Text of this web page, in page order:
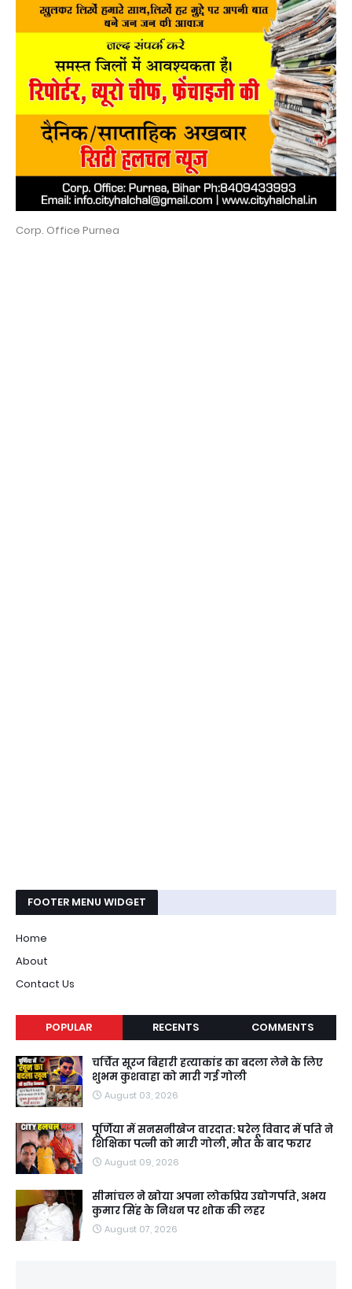
Corp. Office Purnea
FOOTER MENU WIDGET
Home
About
Contact Us
POPULAR RECENTS COMMENTS
चर्चित सूरज बिहारी हत्याकांड का बदला लेने के लिए
शुभम कुशवाहा को मारी गई गोली
August 03, 2026
पूर्णिया में सनसनीखेज वारदात: घरेलू विवाद में पति ने
शिक्षिका पत्नी को मारी गोली, मौत के बाद फरार
August 09, 2026
सीमांचल ने खोया अपना लोकप्रिय उद्योगपति, अभय
कुमार सिंह के निधन पर शोक की लहर
August 07, 2026